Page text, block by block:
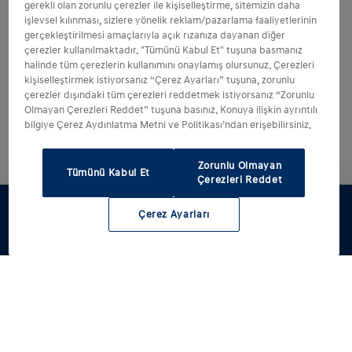
Hyundai'ni
Fiyat listesi
Servis
gerekli olan zorunlu çerezler ile kişiselleştirme, sitemizin daha
işlevsel kılınması, sizlere yönelik reklam/pazarlama faaliyetlerinin
gerçekleştirilmesi amaçlarıyla açık rızanıza dayanan diğer
çerezler kullanılmaktadır. "Tümünü Kabul Et" tuşuna basmanız
halinde tüm çerezlerin kullanımını onaylamış olursunuz. Çerezleri
kişiselleştirmek istiyorsanız “Çerez Ayarları” tuşuna, zorunlu
çerezler dışındaki tüm çerezleri reddetmek istiyorsanız “Zorunlu
Olmayan Çerezleri Reddet” tuşuna basınız. Konuya ilişkin ayrıntılı
bilgiye Çerez Aydınlatma Metni ve Politikası’ndan erişebilirsiniz.
Tümünü Kabul Et
Zorunlu Olmayan
Çerezleri Reddet
Çerez Ayarları